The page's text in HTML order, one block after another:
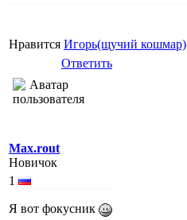
Нравится Игорь(щучий кошмар)
Ответить
Max.rout
Новичок
1
Я вот фокусник